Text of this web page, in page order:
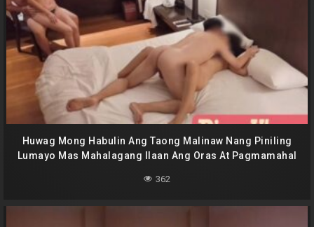
Huwag Mong Habulin Ang Taong Malinaw Nang Piniling
Lumayo Mas Mahalagang Ilaan Ang Oras At Pagmamahal
Tamod Sa Puke
362